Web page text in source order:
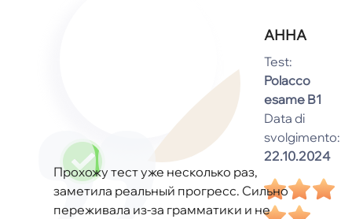
АННА
Test:
Polacco
esame B1
Data di
svolgimento:
22.10.2024
Прохожу тест уже несколько раз,
заметила реальный прогресс. Сильно
переживала из-за грамматики и не